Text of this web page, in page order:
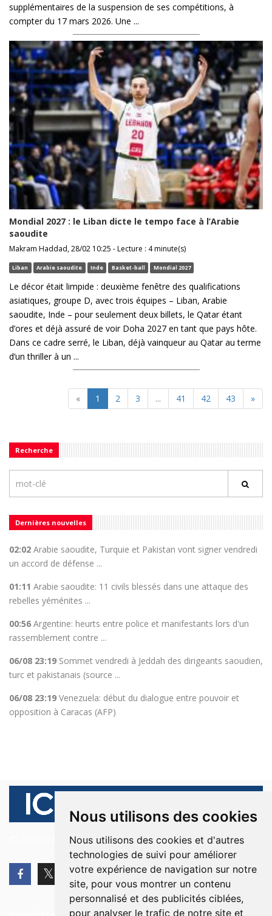
Nous utilisons des cookies
Nous utilisons des cookies et d'autres
technologies de suivi pour améliorer
votre expérience de navigation sur notre
site, pour vous montrer un contenu
personnalisé et des publicités ciblées,
pour analyser le trafic de notre site et
supplémentaires de la suspension de ses compétitions, à
compter du 17 mars 2026. Une ...
Mondial 2027 : le Liban dicte le tempo face à l’Arabie
saoudite
Makram Haddad, 28/02 10:25 - Lecture : 4 minute(s)
Liban Arabie saoudite Inde Basket-ball Mondial 2027
Le décor était limpide : deuxième fenêtre des qualifications
asiatiques, groupe D, avec trois équipes – Liban, Arabie
saoudite, Inde – pour seulement deux billets, le Qatar étant
d’ores et déjà assuré de voir Doha 2027 en tant que pays hôte.
Dans ce cadre serré, le Liban, déjà vainqueur au Qatar au terme
d’un thriller à un ...
« 1 2 3 ... 41 42 43 »
Recherche
Dernières nouvelles
02:02 Arabie saoudite, Turquie et Pakistan vont signer vendredi
un accord de défense ...
01:11 Arabie saoudite: 11 civils blessés dans une attaque des
rebelles yéménites ...
00:56 Argentine: heurts entre police et manifestants lors d'un
rassemblement contre ...
06/08 23:19 Sommet vendredi à Jeddah des dirigeants saoudien,
turc et pakistanais (source ...
06/08 23:19 Venezuela: début du dialogue entre pouvoir et
opposition à Caracas (AFP)
© 2026 Ici Beyrouth. Tous les droits sont réservés.